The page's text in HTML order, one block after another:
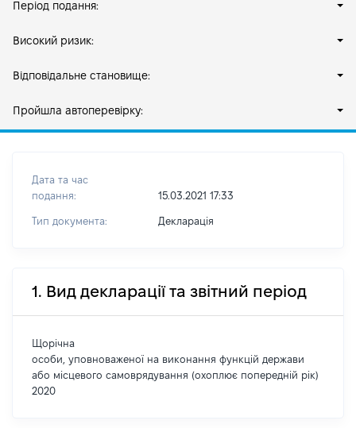
Період подання:
Високий ризик:
Відповідальне становище:
Пройшла автоперевірку:
Дата та час
подання:
15.03.2021 17:33
Тип документа: Декларація
1. Вид декларації та звітний період
Щорічна
особи, уповноваженої на виконання функцій держави
або місцевого самоврядування (охоплює попередній рік)
2020